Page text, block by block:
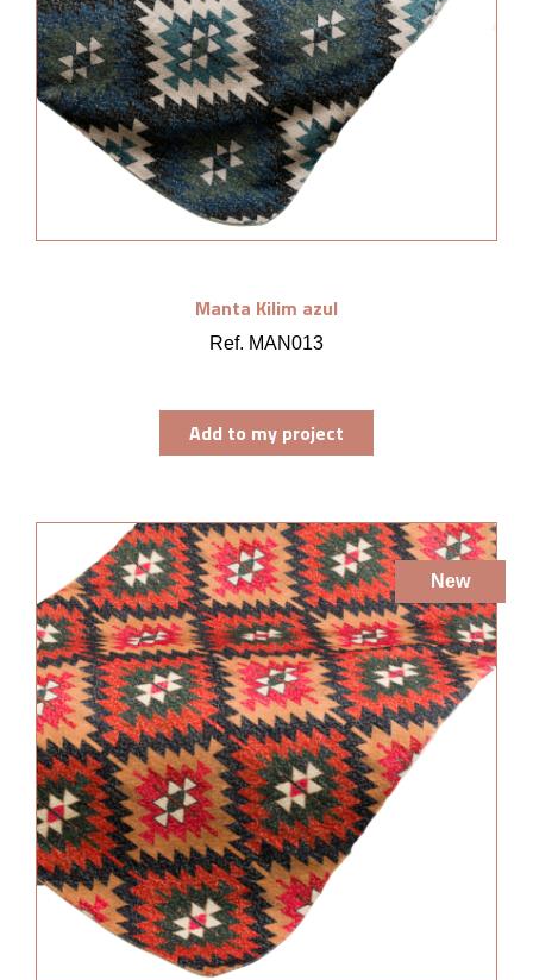
Manta Kilim azul
Ref. MAN013
Add to my project
New